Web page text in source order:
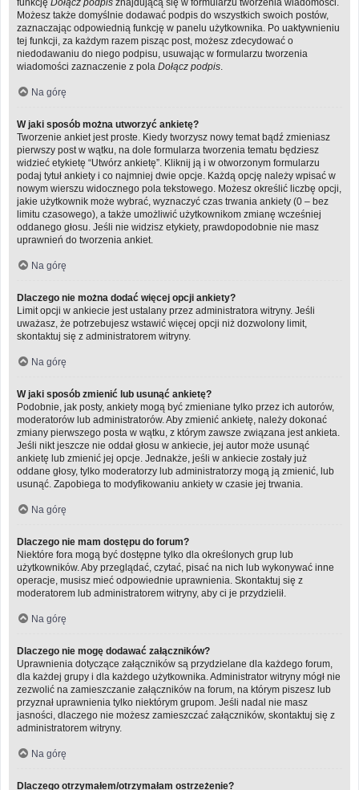
Możesz także domyślnie dodawać podpis do wszystkich swoich postów,
zaznaczając odpowiednią funkcję w panelu użytkownika. Po uaktywnieniu
tej funkcji, za każdym razem pisząc post, możesz zdecydować o
niedodawaniu do niego podpisu, usuwając w formularzu tworzenia
wiadomości zaznaczenie z pola Dołącz podpis
Na górę
W jaki sposób można utworzyć ankietę?
Tworzenie ankiet jest proste. Kiedy tworzysz nowy temat bądź zmieniasz
pierwszy post w wątku, na dole formularza tworzenia tematu będziesz
widzieć etykietę “Utwórz ankietę”. Kliknij ją i w otworzonym formularzu
podaj tytuł ankiety i co najmniej dwie opcje. Każdą opcję należy wpisać w
nowym wierszu widocznego pola tekstowego. Możesz określić liczbę opcji,
jakie użytkownik może wybrać, wyznaczyć czas trwania ankiety (0 – bez
limitu czasowego), a także umożliwić użytkownikom zmianę wcześniej
oddanego głosu. Jeśli nie widzisz etykiety, prawdopodobnie nie masz
uprawnień do tworzenia ankiet.
Na górę
Dlaczego nie można dodać więcej opcji ankiety?
Limit opcji w ankiecie jest ustalany przez administratora witryny. Jeśli
uważasz, że potrzebujesz wstawić więcej opcji niż dozwolony limit,
skontaktuj się z administratorem witryny.
Na górę
W jaki sposób zmienić lub usunąć ankietę?
Podobnie, jak posty, ankiety mogą być zmieniane tylko przez ich autorów,
moderatorów lub administratorów. Aby zmienić ankietę, należy dokonać
zmiany pierwszego posta w wątku, z którym zawsze związana jest ankieta.
Jeśli nikt jeszcze nie oddał głosu w ankiecie, jej autor może usunąć
ankietę lub zmienić jej opcje. Jednakże, jeśli w ankiecie zostały już
oddane głosy, tylko moderatorzy lub administratorzy mogą ją zmienić, lub
usunąć. Zapobiega to modyfikowaniu ankiety w czasie jej trwania.
Na górę
Dlaczego nie mam dostępu do forum?
Niektóre fora mogą być dostępne tylko dla określonych grup lub
użytkowników. Aby przeglądać, czytać, pisać na nich lub wykonywać inne
operacje, musisz mieć odpowiednie uprawnienia. Skontaktuj się z
moderatorem lub administratorem witryny, aby ci je przydzielił.
Na górę
Dlaczego nie mogę dodawać załączników?
Uprawnienia dotyczące załączników są przydzielane dla każdego forum,
dla każdej grupy i dla każdego użytkownika. Administrator witryny mógł nie
zezwolić na zamieszczanie załączników na forum, na którym piszesz lub
przyznał uprawnienia tylko niektórym grupom. Jeśli nadal nie masz
jasności, dlaczego nie możesz zamieszczać załączników, skontaktuj się z
administratorem witryny.
Na górę
Dlaczego otrzymałem/otrzymałam ostrzeżenie?